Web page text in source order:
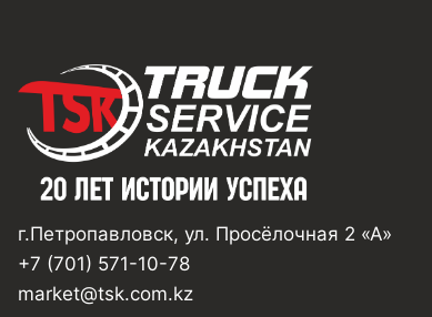
г.Петропавловск, ул. Просёлочная 2 «А»
+7 (701) 571-10-78
market@tsk.com.kz